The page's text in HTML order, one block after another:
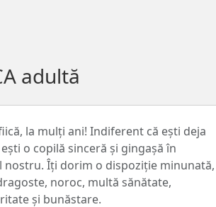
adultă
la mulți ani! Indiferent că ești deja
o copilă sinceră şi gingaşă în
nostru. Îţi dorim o dispoziție minunată,
noroc, multă sănătate,
și bunăstare.